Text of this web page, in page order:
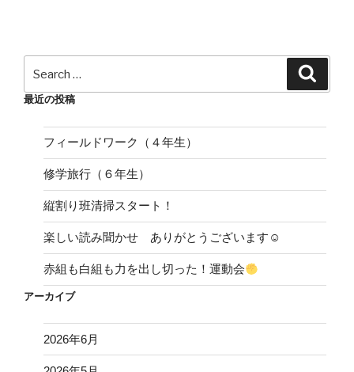
for:
最近の投稿
フィールドワーク（４年生）
修学旅行（６年生）
縦割り班清掃スタート！
楽しい読み聞かせ ありがとうございます☺
赤組も白組も力を出し切った！運動会
アーカイブ
2026年6月